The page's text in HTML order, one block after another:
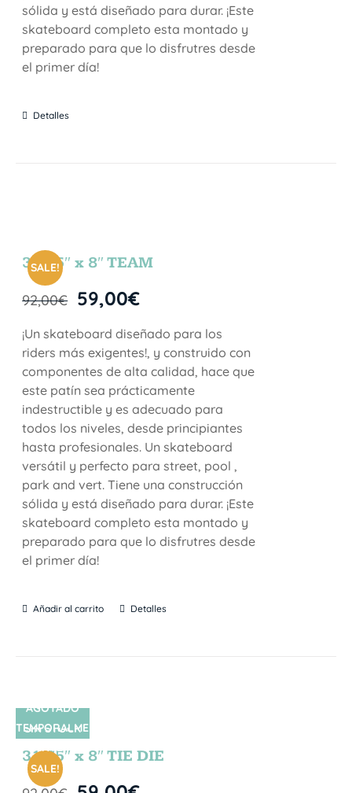
sólida y está diseñado para durar. ¡Este
skateboard completo esta montado y
preparado para que lo disfrutres desde
el primer día!
Detalles
SALE!
31.75″ x 8″ TEAM
92,00€ 59,00€
¡Un skateboard diseñado para los
riders más exigentes!, y construido con
componentes de alta calidad, hace que
este patín sea prácticamente
indestructible y es adecuado para
todos los niveles, desde principiantes
hasta profesionales. Un skateboard
versátil y perfecto para street, pool ,
park and vert. Tiene una construcción
sólida y está diseñado para durar. ¡Este
skateboard completo esta montado y
preparado para que lo disfrutres desde
el primer día!
Añadir al carrito Detalles
SIN STOCK
SALE!
AGOTADO
TEMPORALME
NTE
31.75″ x 8″ TIE DIE